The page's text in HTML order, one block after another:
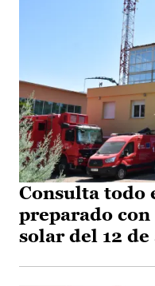
Consulta todo
preparado
solar del 12 de